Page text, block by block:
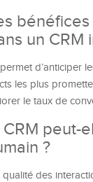
bénéfices
un CRM
d’anticiper
les plus
le taux de
CRM peut-
?
qualité des